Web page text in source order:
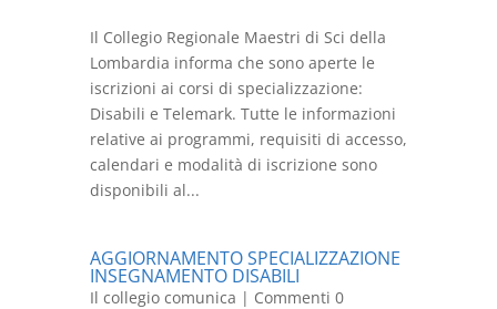
Il Collegio Regionale Maestri di Sci della
Lombardia informa che sono aperte le
iscrizioni ai corsi di specializzazione:
Disabili e Telemark. Tutte le informazioni
relative ai programmi, requisiti di accesso,
calendari e modalità di iscrizione sono
disponibili al...
AGGIORNAMENTO SPECIALIZZAZIONE
INSEGNAMENTO DISABILI
Il collegio comunica | Commenti 0